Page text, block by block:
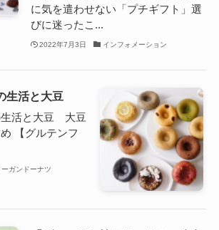
に気を遣わせない「プチギフト」選
びに迷ったこ...
2022年7月3日 インフォメーション
生活と大豆
生活と大豆 大豆
【グルテンフ
ーガンドーナツ